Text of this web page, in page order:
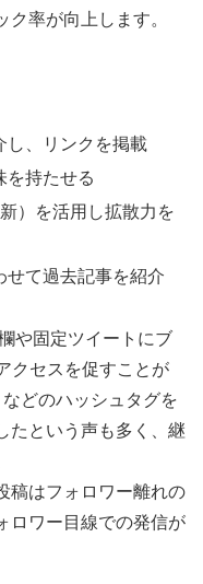
率が向上します。
し、リンクを掲載
を持たせる
）を活用し拡散力を
せて過去記事を紹介
や固定ツイートにブ
クセスを促すことが
どのハッシュタグを
たという声も多く、継
稿はフォロワー離れの
ロワー目線での発信が